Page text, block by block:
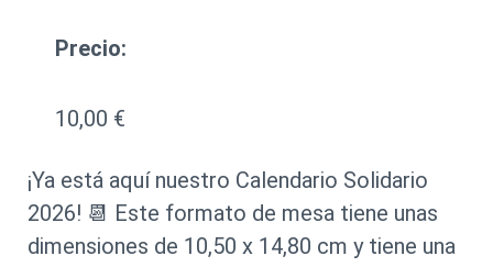
Precio:
10,00 €
¡Ya está aquí nuestro Calendario Solidario
2026! 📆 Este formato de mesa tiene unas
dimensiones de 10,50 x 14,80 cm y tiene una